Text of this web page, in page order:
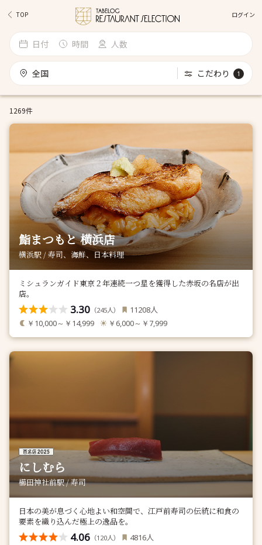
TOP ログイン
日付 時間 人数
全国 こだわり 1
1269件
鮨まつもと 横浜店
横浜駅 / 寿司、海鮮、日本料理
ミシュランガイド東京２年連続一つ星を獲得した赤坂の名店が出
店。
3.30 （245人） 11208人
￥10,000～￥14,999 ￥6,000～￥7,999
にしむら
櫛田神社前駅 / 寿司
日本の美が息づく心地よい和空間で、江戸前寿司の伝統に和食の
要素を織り込んだ極上の逸品を。
4.06 （120人） 4816人